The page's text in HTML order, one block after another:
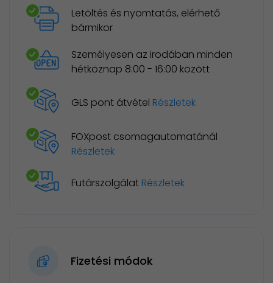
Letöltés és nyomtatás, elérhető
bármikor
Személyesen az irodában minden
hétköznap 8:00 - 16:00 között
GLS pont átvétel Részletek
FOXpost csomagautomatánál
Részletek
Futárszolgálat Részletek
Fizetési módok